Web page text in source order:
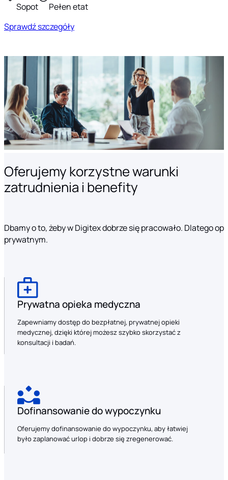
Sopot
Pełen etat
Sprawdź szczegóły
Oferujemy korzystne warunki
zatrudnienia i benefity
Dbamy o to, żeby w Digitex dobrze się pracowało. Dlatego
prywatnym.
Prywatna opieka medyczna
Zapewniamy dostęp do bezpłatnej, prywatnej opieki
medycznej, dzięki której możesz szybko skorzystać z
konsultacji i badań.
Dofinansowanie do wypoczynku
Oferujemy dofinansowanie do wypoczynku, aby łatwiej
było zaplanować urlop i dobrze się zregenerować.